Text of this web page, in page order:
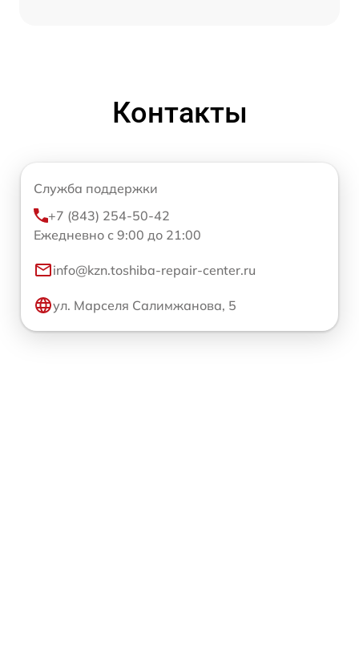
Контакты
Служба поддержки
+7 (843) 254-50-42
Ежедневно с 9:00 до 21:00
info@kzn.toshiba-repair-center.ru
ул. Марселя Салимжанова, 5